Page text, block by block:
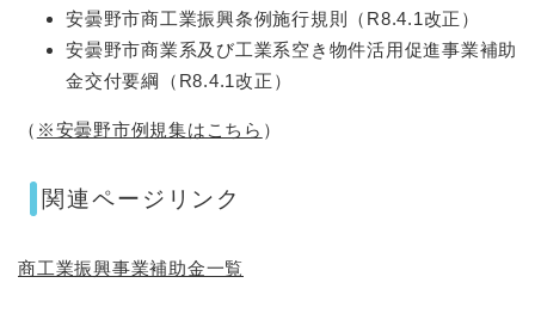
安曇野市商工業振興条例施行規則（R8.4.1改正）
​安曇野市商業系及び工業系空き物件活用促進事業補助
金交付要綱（R8.4.1改正）
（ ※安曇野市例規集はこちら ）
関連ページリンク
商工業振興事業補助金一覧